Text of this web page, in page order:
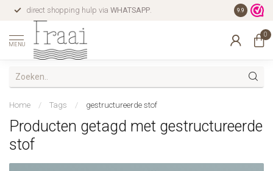
direct shopping hulp via WHATSAPP. gratis
9.9
MENU
0
Home / Tags / gestructureerde stof
Producten getagd met gestructureerde
stof